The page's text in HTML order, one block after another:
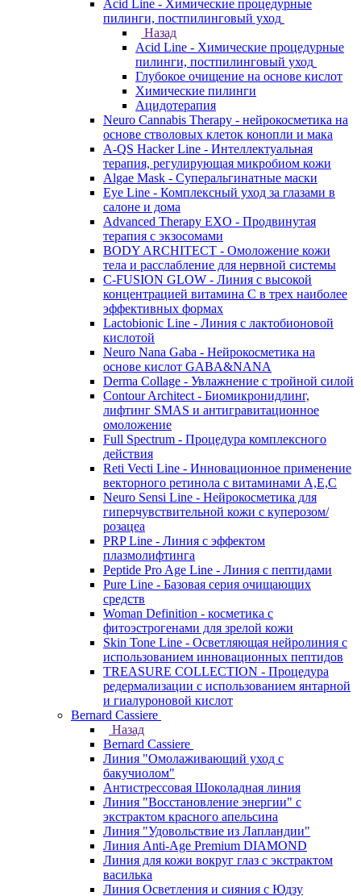
Acid Line - Химические процедурные
пилинги, постпилинговый уход
Назад
Acid Line - Химические процедурные
пилинги, постпилинговый уход
Глубокое очищение на основе кислот
Химические пилинги
Ацидотерапия
Neuro Cannabis Therapy - нейрокосметика на
основе стволовых клеток конопли и мака
A-QS Hacker Line - Интеллектуальная
терапия, регулирующая микробиом кожи
Algae Mask - Суперальгинатные маски
Eye Line - Комплексный уход за глазами в
салоне и дома
Advanced Therapy EXO - Продвинутая
терапия с экзосомами
BODY ARCHITECT - Омоложение кожи
тела и расслабление для нервной системы
C-FUSION GLOW - Линия с высокой
концентрацией витамина C в трех наиболее
эффективных формах
Lactobionic Line - Линия с лактобионовой
кислотой
Neuro Nana Gaba - Нейрокосметика на
основе кислот GABA&NANA
Derma Collage - Увлажнение с тройной силой
Contour Architect - Биомикронидлинг,
лифтинг SMAS и антигравитационное
омоложение
Full Spectrum - Процедура комплексного
действия
Reti Vecti Line - Инновационное применение
векторного ретинола с витаминами A,Е,С
Neuro Sensi Line - Нейрокосметика для
гиперчувствительной кожи с куперозом/
розацеа
PRP Line - Линия с эффектом
плазмолифтинга
Peptide Pro Age Line - Линия с пептидами
Pure Line - Базовая серия очищающих
средств
Woman Definition - косметика с
фитоэстрогенами для зрелой кожи
Skin Tone Line - Осветляющая нейролиния с
использованием инновационных пептидов
TREASURE COLLECTION - Процедура
редермализации с использованием янтарной
и гиалуроновой кислот
Bernard Cassiere
Назад
Bernard Cassiere
Линия "Омолаживающий уход с
бакучиолом"
Антистрессовая Шоколадная линия
Линия "Восстановление энергии" с
экстрактом красного апельсина
Линия "Удовольствие из Лапландии"
Линия Anti-Age Premium DIAMOND
Линия для кожи вокруг глаз с экстрактом
василька
Линия Осветления и сияния с Юдзу